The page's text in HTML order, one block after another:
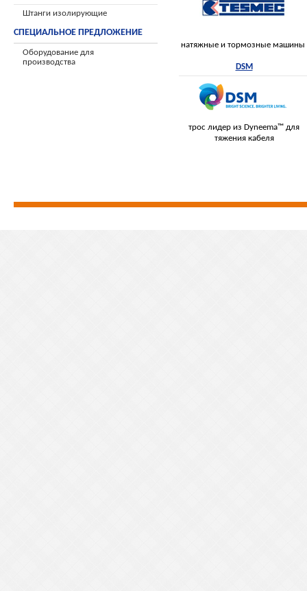
Штанги изолирующие
СПЕЦИАЛЬНОЕ ПРЕДЛОЖЕНИЕ
Оборудование для
производства
натяжные и тормозные машины
DSM
трос лидер из Dyneema™ для
тяжения кабеля